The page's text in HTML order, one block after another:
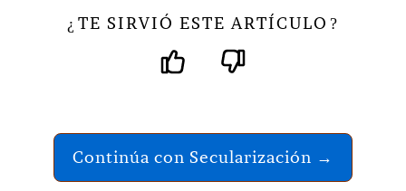
¿ TE SIRVIÓ ESTE ARTÍCULO ?
Continúa con Secularización →